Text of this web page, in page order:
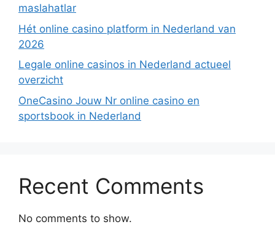
maslahatlar
Hét online casino platform in Nederland van
2026
Legale online casinos in Nederland actueel
overzicht
OneCasino Jouw Nr online casino en
sportsbook in Nederland
Recent Comments
No comments to show.